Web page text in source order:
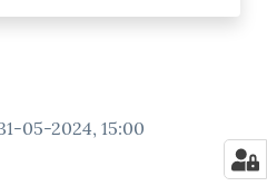
05-2024, 15:00